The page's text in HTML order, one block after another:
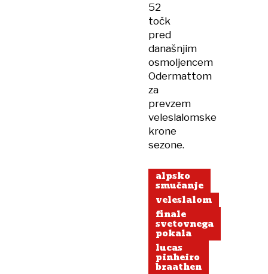
52
točk
pred
današnjim
osmoljencem
Odermattom
za
prevzem
veleslalomske
krone
sezone.
alpsko
smučanje
veleslalom
finale
svetovnega
pokala
lucas
pinheiro
braathen